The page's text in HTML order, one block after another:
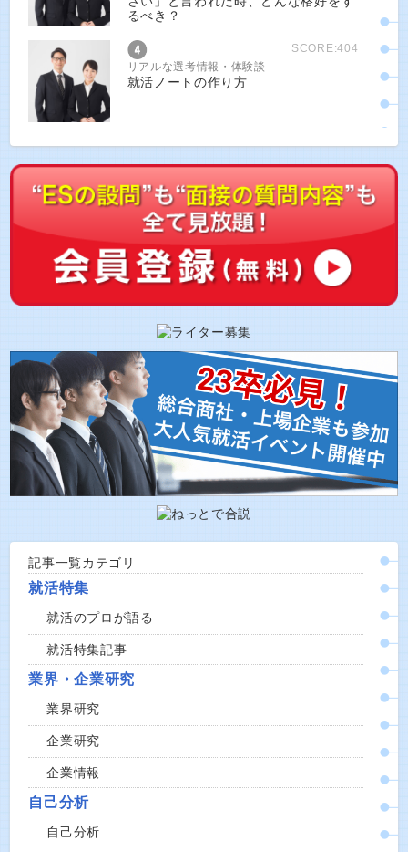
るべき？
SCORE:404
リアルな選考情報・体験談
就活ノートの作り方
記事一覧カテゴリ
就活特集
就活のプロが語る
就活特集記事
業界・企業研究
業界研究
企業研究
企業情報
自己分析
自己分析